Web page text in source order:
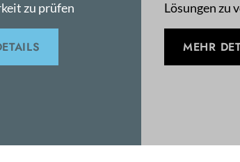
zu prüfen
Lösungen zu
MEHR